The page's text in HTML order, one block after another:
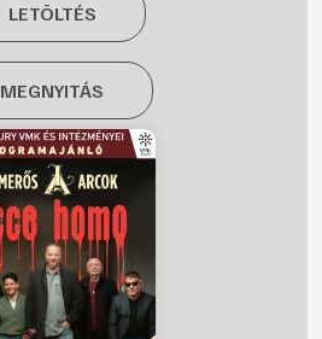
LETÖLTÉS
MEGNYITÁS